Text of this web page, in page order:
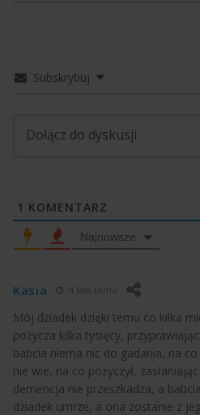
Subskrybuj
1 KOMENTARZ
Najnowsze
Kasia 4 lata temu
Mój dziadek dzięki temu co kilka
pożycza kilka tysięcy,
babcia niema nic do gadania, na
nie wie, na co pożyczył,
demencja nie przeszkadza, a
dziadek umrze, a ona zostanie z